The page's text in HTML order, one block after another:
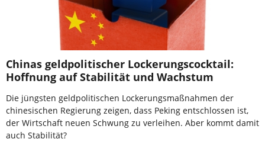
Chinas geldpolitischer Lockerungscocktail:
Hoffnung auf Stabilität und Wachstum
Die jüngsten geldpolitischen Lockerungsmaßnahmen der
chinesischen Regierung zeigen, dass Peking entschlossen ist,
der Wirtschaft neuen Schwung zu verleihen. Aber kommt damit
auch Stabilität?